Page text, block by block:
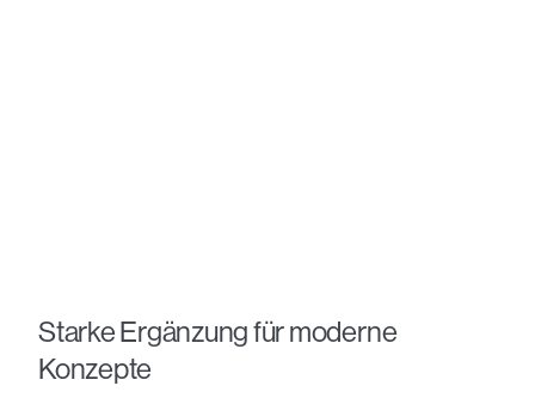
Starke Ergänzung für moderne
Konzepte